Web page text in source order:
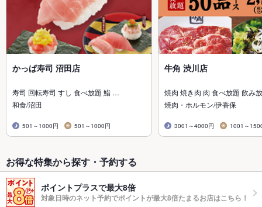
かっぱ寿司 沼田店
寿司 回転寿司 すし 食べ放題 鮨 …
和食/沼田
501～1000円 501～1000円
牛角 渋川店
焼肉 焼き肉 肉 食べ放題 飲み
焼肉・ホルモン/伊香保
3001～4000円 1001～
お得な特集から探す・予約する
ポイントプラスで最大8倍
対象日時のネット予約でポイントが最大8倍たまるお店はこちら！